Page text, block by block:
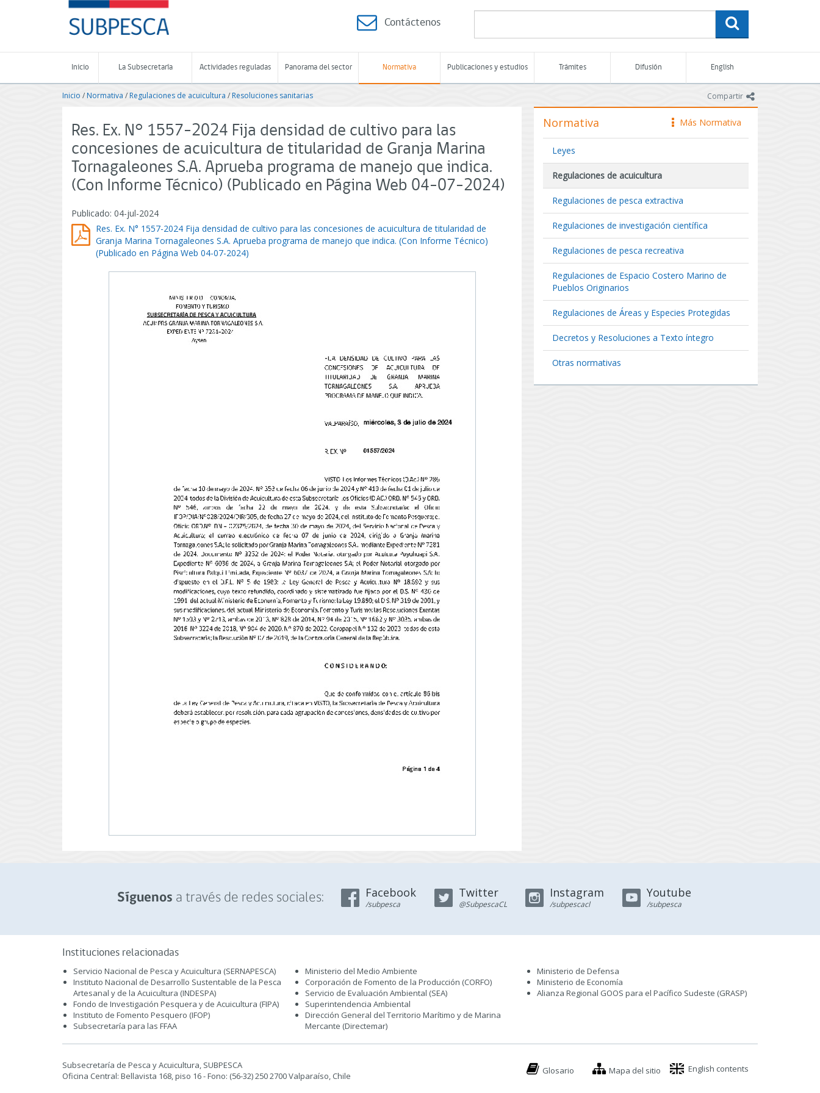
-
Subsecretaría
de
Pesca
Acuicultura
-
de
Chile
Contáctenos
Inicio La Subsecretaría Actividades reguladas Panorama del sector Normativa Publicaciones y estudios Trámites Difusión English
Compartir icono
Inicio /Normativa / Regulaciones de acuicultura /Resoluciones sanitarias
Res. Ex. N° 1557-2024 Fija densidad de cultivo para las
concesiones de acuicultura de titularidad de Granja Marina
Tornagaleones S.A. Aprueba programa de manejo que indica.
(Con Informe Técnico) (Publicado en Página Web 04-07-2024)
Publicado: 04-jul-2024
Res. Ex. N° 1557-2024 Fija densidad de cultivo para las concesiones de acuicultura de titularidad de
Granja Marina Tornagaleones S.A. Aprueba programa de manejo que indica. (Con Informe Técnico)
(Publicado en Página Web 04-07-2024)
icono
Más Normativa
Normativa
Leyes
Regulaciones de acuicultura
Regulaciones de pesca extractiva
Regulaciones de investigación científica
Regulaciones de pesca recreativa
Regulaciones de Espacio Costero Marino de
Pueblos Originarios
Regulaciones de Áreas y Especies Protegidas
Decretos y Resoluciones a Texto íntegro
Otras normativas
Síguenos a través de redes sociales: Facebook
/subpesca
Twitter
@SubpescaCL
Instagram
/subpescacl
Youtube
/subpesca
Instituciones relacionadas
Servicio Nacional de Pesca y Acuicultura (SERNAPESCA)
Instituto Nacional de Desarrollo Sustentable de la Pesca
Artesanal y de la Acuicultura (INDESPA)
Fondo de Investigación Pesquera y de Acuicultura (FIPA)
Instituto de Fomento Pesquero (IFOP)
Subsecretaría para las FFAA
Ministerio del Medio Ambiente
Corporación de Fomento de la Producción (CORFO)
Servicio de Evaluación Ambiental (SEA)
Superintendencia Ambiental
Dirección General del Territorio Marítimo y de Marina
Mercante (Directemar)
Ministerio de Defensa
Ministerio de Economía
Alianza Regional GOOS para el Pacífico Sudeste (GRASP)
Subsecretaría de Pesca y Acuicultura, SUBPESCA
Oficina Central: Bellavista 168, piso 16 - Fono: (56-32) 250 2700 Valparaíso, Chile
Glosario Mapa del sitio English contents